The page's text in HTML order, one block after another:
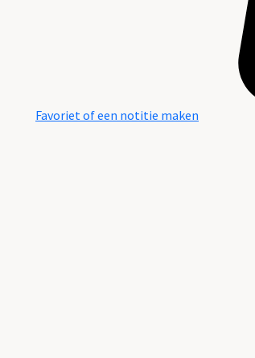
Favoriet of een notitie maken